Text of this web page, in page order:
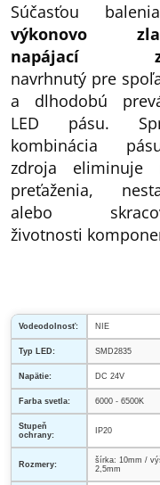
Súčasťou
výkonovo
napájací
navrhnutý pre
a dlhodobú
LED pásu.
kombinácia
zdroja eliminuje
preťaženia,
alebo
životnosti
Vodeodolnosť: NIE
Typ LED: SMD2835
Napätie: DC 24V
Farba svetla: 6000 - 6500K
Stupeň
ochrany:
IP20
Rozmery:
šírka: 10mm /
2,5mm